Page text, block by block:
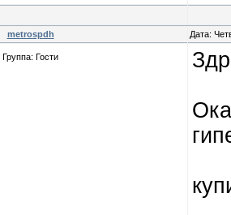
metrospdh Дата:
Группа: Гости